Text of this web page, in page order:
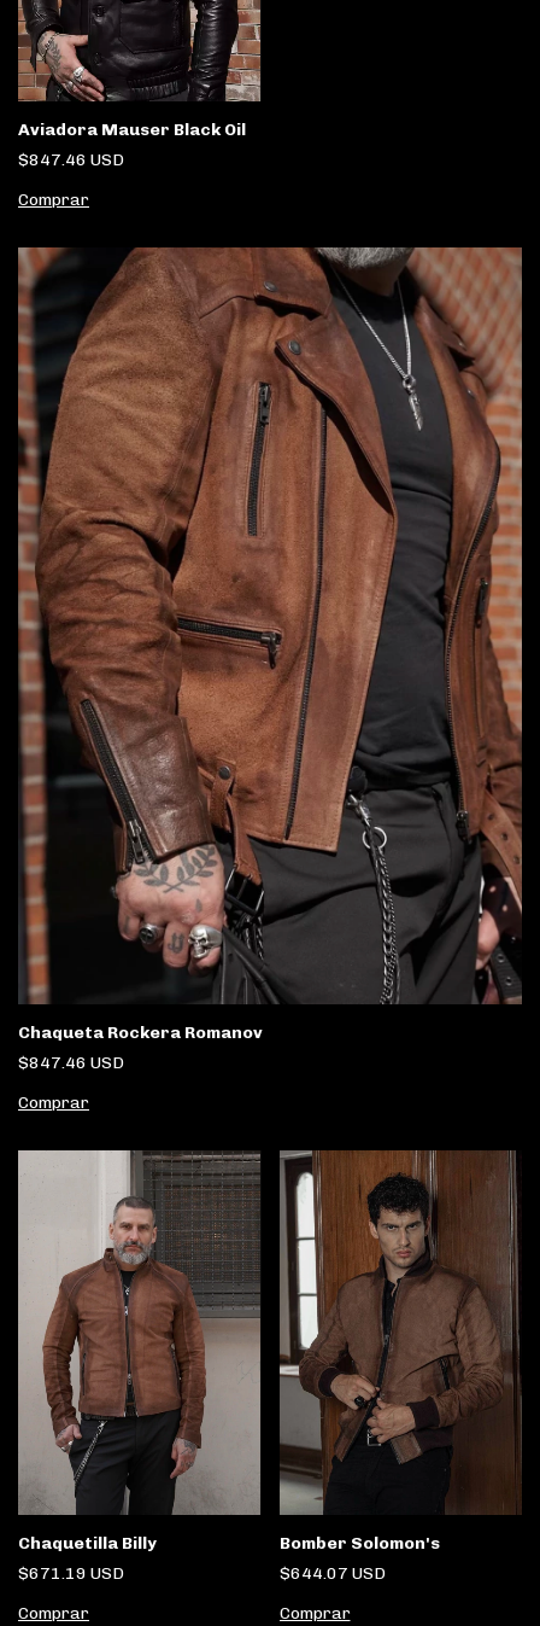
Aviadora Mauser Black Oil
$847.46 USD
Comprar
Chaqueta Rockera Romanov
$847.46 USD
Comprar
Chaquetilla Billy
$671.19 USD
Comprar
Bomber Solomon's
$644.07 USD
Comprar